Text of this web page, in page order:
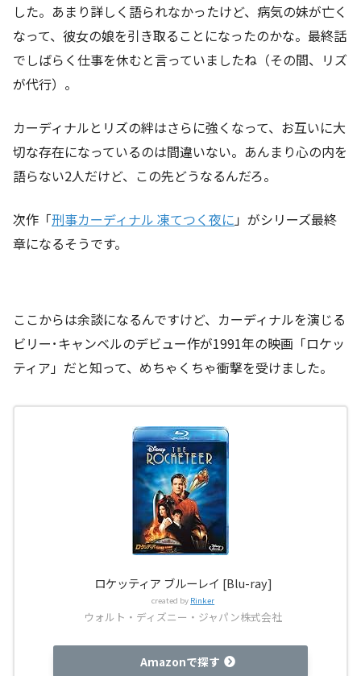
した。あまり詳しく語られなかったけど、病気の妹が亡く
なって、彼女の娘を引き取ることになったのかな。最終話
でしばらく仕事を休むと言っていましたね（その間、リズ
が代行）。
カーディナルとリズの絆はさらに強くなって、お互いに大
切な存在になっているのは間違いない。あんまり心の内を
語らない2人だけど、この先どうなるんだろ。
次作「刑事カーディナル 凍てつく夜に 」がシリーズ最終
章になるそうです。
ここからは余談になるんですけど、カーディナルを演じる
ビリー･キャンベルのデビュー作が1991年の映画「ロケッ
ティア」だと知って、めちゃくちゃ衝撃を受けました。
ロケッティア ブルーレイ [Blu-ray]
created by Rinker
ウォルト・ディズニー・ジャパン株式会社
Amazonで探す